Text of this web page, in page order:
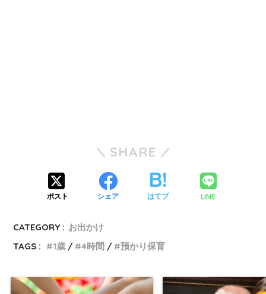
SHARE
ポスト シェア はてブ LINE
CATEGORY : お出かけ
TAGS :
1歳 4時間 預かり保育